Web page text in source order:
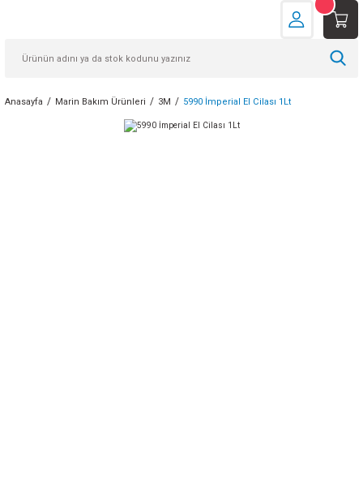
Anasayfa Marin Bakım Ürünleri 3M 5990 İmperial El Cilası 1Lt